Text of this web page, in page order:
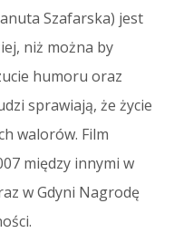
Szafarska) jest
niż można by
humoru oraz
sprawiają, że życie
walorów. Film
między innymi w
w Gdyni Nagrodę